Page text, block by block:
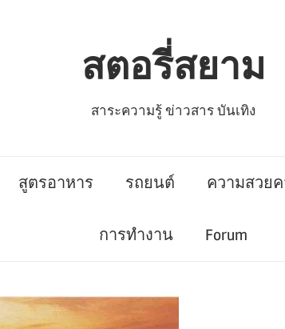
สตอรี่สยาม
สาระความรู้ ข่าวสาร บันเทิง
สูตรอาหาร รถยนต์ ความสวย
การทำงาน Forum